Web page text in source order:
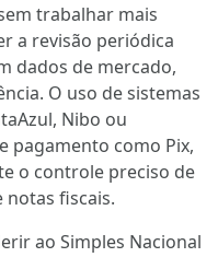
trabalhar mais
a revisão periódica
dados de mercado,
O uso de sistemas
Nibo ou
pagamento como Pix,
o controle preciso de
notas fiscais.
ao Simples Nacional